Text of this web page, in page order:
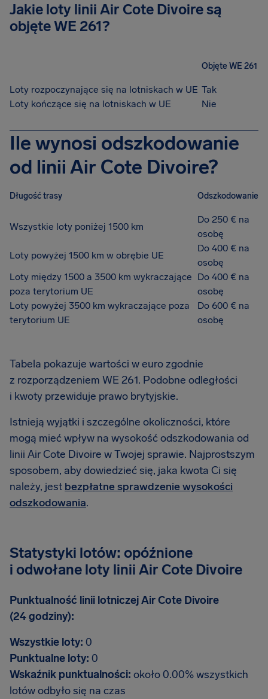
Jakie loty linii Air Cote Divoire są
objęte WE 261?
Objęte WE 261
Loty rozpoczynające się na lotniskach w UE Tak
Loty kończące się na lotniskach w UE
Nie
Ile wynosi odszkodowanie
od linii Air Cote Divoire?
Długość trasy Odszkodowanie
Wszystkie loty poniżej 1500 km
Do 250 € na
osobę
Loty powyżej 1500 km w obrębie UE
Do 400 € na
osobę
Loty między 1500 a 3500 km wykraczające
poza terytorium UE
Do 400 € na
osobę
Loty powyżej 3500 km wykraczające poza
terytorium UE
Do 600 € na
osobę
Tabela pokazuje wartości w euro zgodnie
z rozporządzeniem WE 261. Podobne odległości
i kwoty przewiduje prawo brytyjskie.
Istnieją wyjątki i szczególne okoliczności, które
mogą mieć wpływ na wysokość odszkodowania od
linii Air Cote Divoire w Twojej sprawie. Najprostszym
sposobem, aby dowiedzieć się, jaka kwota Ci się
należy, jest bezpłatne sprawdzenie wysokości
odszkodowania.
Statystyki lotów: opóźnione
i odwołane loty linii Air Cote Divoire
Punktualność linii lotniczej Air Cote Divoire
(24 godziny):
Wszystkie loty: 0
Punktualne loty: 0
Wskaźnik punktualności: około 0.00% wszystkich
lotów odbyło się na czas